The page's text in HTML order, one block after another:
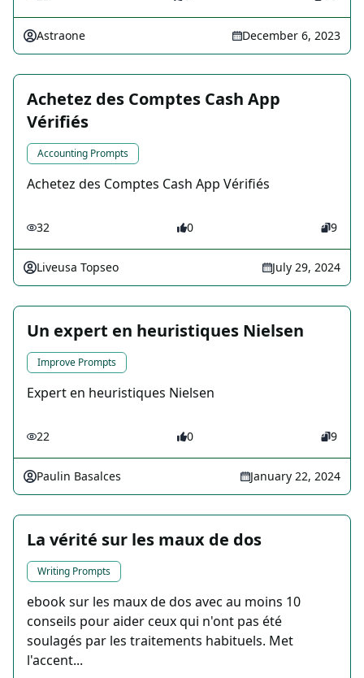
Astraone December 6, 2023
Achetez des Comptes Cash App
Vérifiés
Accounting Prompts
Achetez des Comptes Cash App Vérifiés
32 0 9
Liveusa Topseo July 29, 2024
Un expert en heuristiques Nielsen
Improve Prompts
Expert en heuristiques Nielsen
22 0 9
Paulin Basalces January 22, 2024
La vérité sur les maux de dos
Writing Prompts
ebook sur les maux de dos avec au moins 10
conseils pour aider ceux qui n'ont pas été
soulagés par les traitements habituels. Met
l'accent...